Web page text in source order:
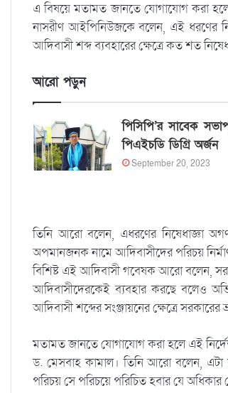
এ বিষয়ে মতামত জানতে যোগাযোগ করা হলে
নাসরীণ আইপিনিউজকে বলেন, এই ধরণের
আদিবাসী শব্দ ব্যবহারের ক্ষেত্রে কত শত
আরো পড়ুন
পিসিপি’র সাবেক
পিএইচডি ডিগ্রি অর্জন
September 20, 2023
তিনি আরো বলেন, এধরণের নিষেধাজ্ঞা
অপমানজনক নামে আদিবাসীদের পরিচয়
বিশিষ্ট এই আদিবাসী গবেষক আরো বলেন,
আদিবাসীদেরকেই ব্যবহার করছে বলেও
আদিবাসী শব্দের সংঞ্জায়নের ক্ষেত্রে
মতামত জানতে যোগাযোগ করা হলে এই
ড. মেসবাহ কামাল। তিনি আরো বলেন, এটা
পরিচয় সে পরিচয়ে পরিচিত হবার যে